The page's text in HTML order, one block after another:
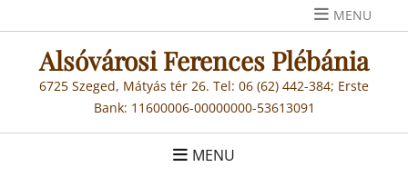
to
content
MENU
Alsóvárosi Ferences Plébánia
6725 Szeged, Mátyás tér 26. Tel: 06 (62) 442-384; Erste
Bank: 11600006-00000000-53613091
MENU